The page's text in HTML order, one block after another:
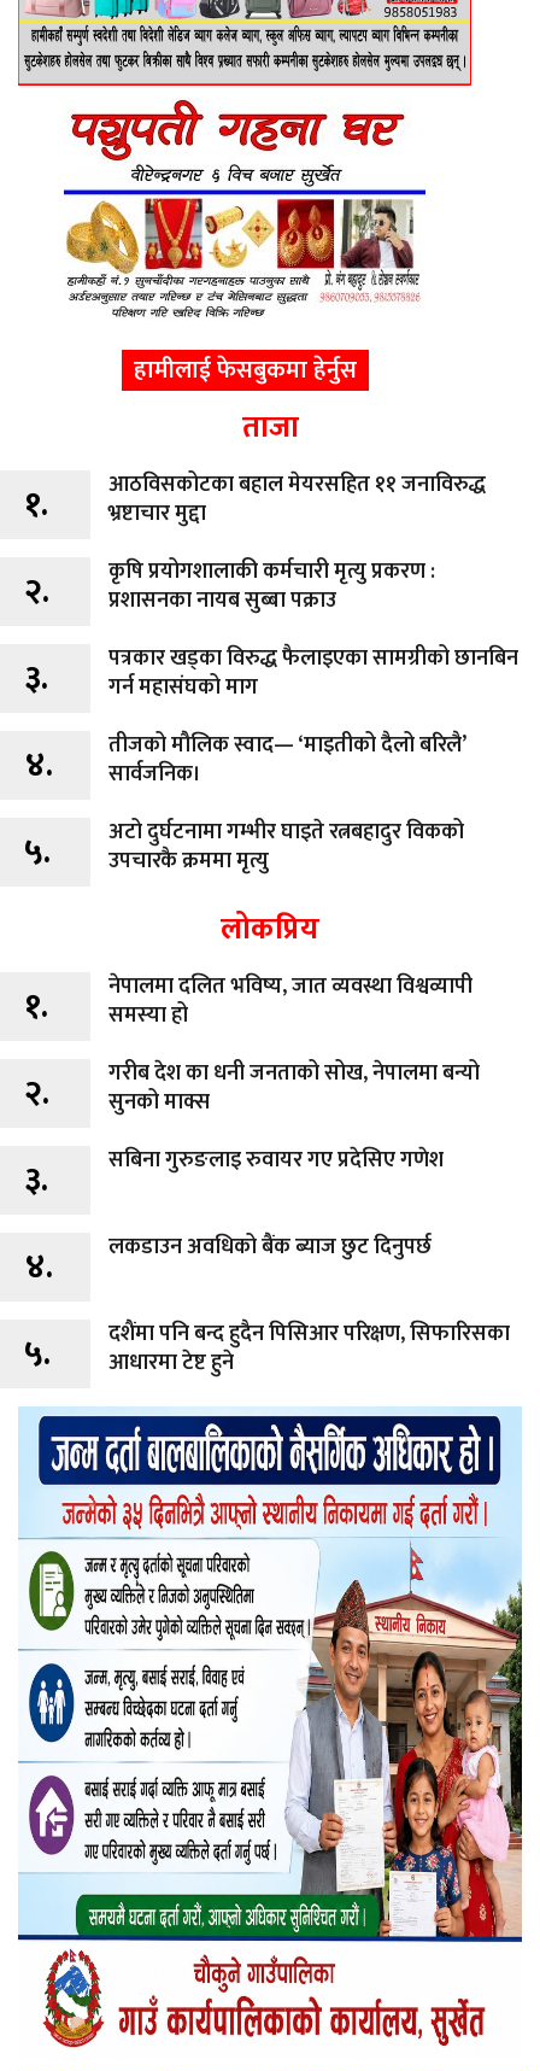
हामीलाई फेसबुकमा हेर्नुस
ताजा
१.
आठविसकोटका बहाल मेयरसहित ११ जनाविरुद्ध
भ्रष्टाचार मुद्दा
२.
कृषि प्रयोगशालाकी कर्मचारी मृत्यु प्रकरण :
प्रशासनका नायब सुब्बा पक्राउ
३.
पत्रकार खड्का विरुद्ध फैलाइएका सामग्रीको छानबिन
गर्न महासंघको माग
४.
तीजको मौलिक स्वाद— ‘माइतीको दैलो बरिलै’
सार्वजनिक।
५.
अटो दुर्घटनामा गम्भीर घाइते रत्नबहादुर विकको
उपचारकै क्रममा मृत्यु
लोकप्रिय
१.
नेपालमा दलित भविष्य, जात व्यवस्था विश्वव्यापी
समस्या हो
२.
गरीब देश का धनी जनताको सोख, नेपालमा बन्यो
सुनको माक्स
३. सबिना गुरुङलाइ रुवायर गए प्रदेसिए गणेश
४. लकडाउन अवधिको बैंक ब्याज छुट दिनुपर्छ
५.
दशैंमा पनि बन्द हुदैन पिसिआर परिक्षण, सिफारिसका
आधारमा टेष्ट हुने